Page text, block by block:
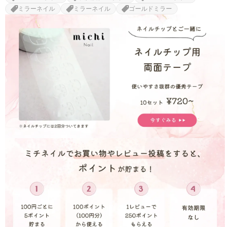
ミラーネイル
ミラーネイル ゴールドミラー